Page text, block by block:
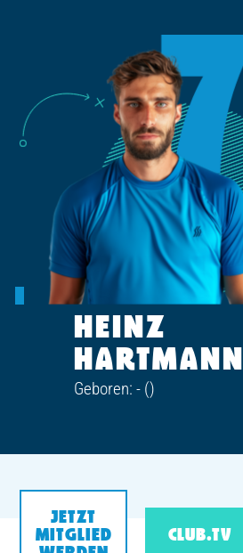
HEINZ
HARTMANN
Geboren: - ()
JETZT
MITGLIED
CLUB.TV